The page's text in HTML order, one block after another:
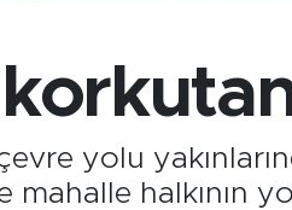
yolu
mahalle halkının